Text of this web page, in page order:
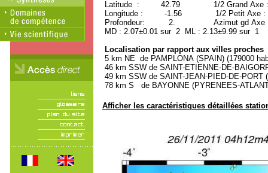
Latitude : 42.79 1/2 Grand Axe
Longitude : -1.56 1/2 Petit Axe :
Profondeur: 2. Azimut gd Axe :
MD : 2.07±0.01 sur 2 ML : 2.13±9.99 sur 1
Localisation par rapport aux villes proches
5 km NE de PAMPLONA (SPAIN) (179000
46 km SSW de SAINT-ETIENNE-DE-
49 km SSW de SAINT-JEAN-PIED-DE-PORT
78 km S de BAYONNE (PYRENEES-
Afficher les caractéristiques détaillées